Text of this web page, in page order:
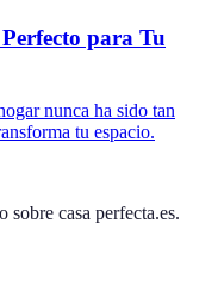
para Tu
nunca ha sido tan
tu espacio.
sobre casa perfecta.es.